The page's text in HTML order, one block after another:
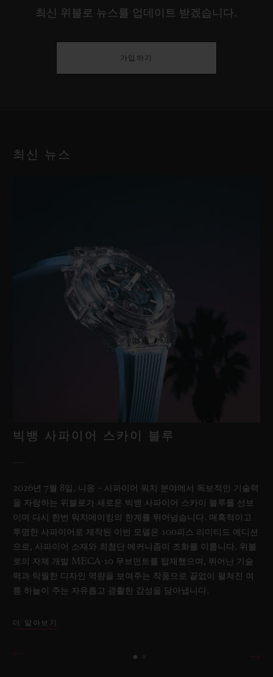
최신 위블로 뉴스를 업데이트 받겠습니다.
가입하기
최신 뉴스
빅뱅 사파이어 스카이 블루
2026년 7월 8일, 니옹 – 사파이어 워치 분야에서 독보적인 기술력
을 자랑하는 위블로가 새로운 빅뱅 사파이어 스카이 블루를 선보
이며 다시 한번 워치메이킹의 한계를 뛰어넘습니다. 매혹적이고
투명한 사파이어로 제작된 이번 모델은 100피스 리미티드 에디션
으로, 사파이어 소재와 최첨단 메커니즘이 조화를 이룹니다. 위블
로의 자체 개발 MECA-10 무브먼트를 탑재했으며, 뛰어난 기술
력과 탁월한 디자인 역량을 보여주는 작품으로 끝없이 펼쳐진 여
름 하늘이 주는 자유롭고 광활한 감성을 담아냅니다.
더 알아보기